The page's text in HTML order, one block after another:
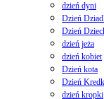
dzień dyni
Dzień
Dzień
dzień jeża
dzień kobiet
Dzień kota
Dzień
dzień kropki